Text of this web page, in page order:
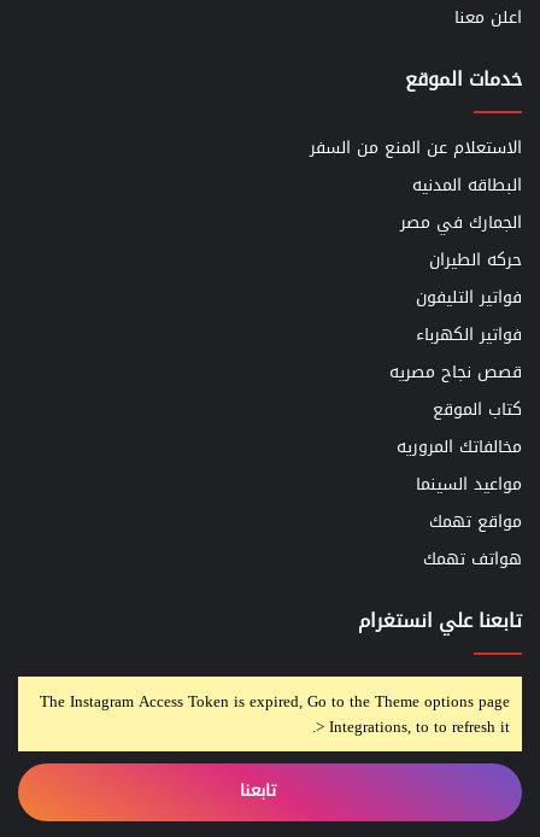
اعلن معنا
خدمات الموقع
الاستعلام عن المنع من السفر
البطاقه المدنيه
الجمارك في مصر
حركه الطيران
فواتير التليفون
فواتير الكهرباء
قصص نجاح مصريه
كتاب الموقع
مخالفاتك المروريه
مواعيد السينما
مواقع تهمك
هواتف تهمك
تابعنا علي انستغرام
The Instagram Access Token is expired, Go to the Theme options page
> Integrations, to to refresh it.
تابعنا